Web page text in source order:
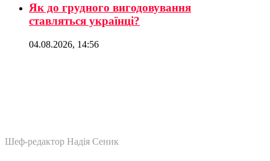
Як до грудного вигодовування
ставляться українці?
04.08.2026, 14:56
Шеф-редактор Надія Сеник